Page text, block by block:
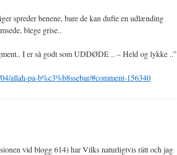
spreder benene, bare de kan dufte en udlænding
blege grise..
I er så godt som UDDØDE .. – Held og lykke ..”
allah-pa-b%c3%b8ssebar/#comment-156340
vid blogg 614) har Vilks naturligtvis rätt och jag